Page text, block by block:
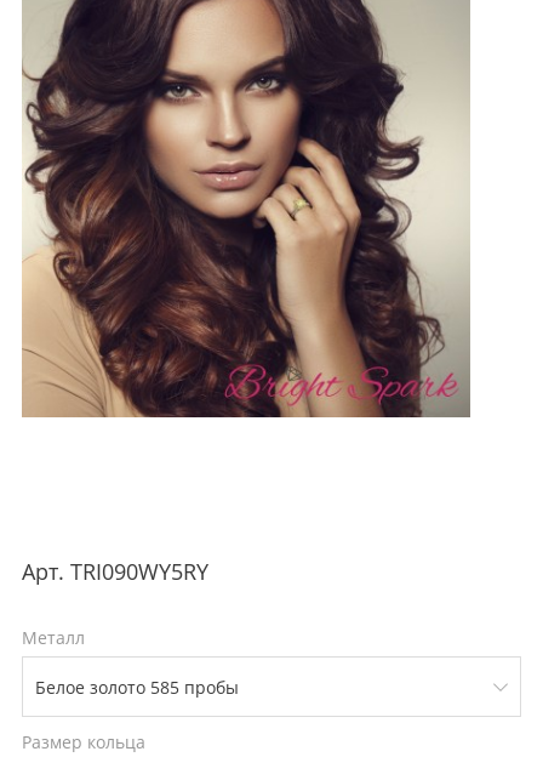
Арт. TRI090WY5RY
Металл
Размер кольца